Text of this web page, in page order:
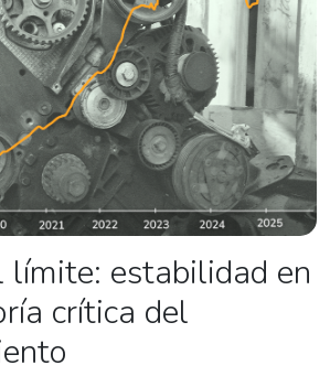
límite: estabilidad en
crítica del